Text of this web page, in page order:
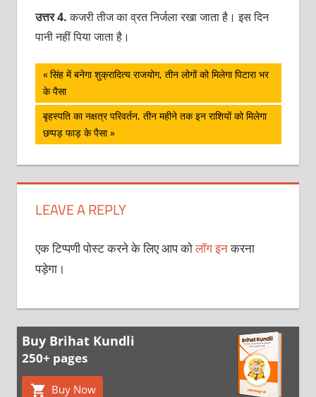
उत्तर 4.कजरी तीज का व्रत निर्जला रखा जाता है। इस दिन
पानी नहीं पिया जाता है।
पोस्ट
नेविगेशन
Previous
Post:
सिंह में बनेगा शुक्रादित्‍य राजयोग, तीन लोगों को मिलेगा पिटारा भर
के पैसा
Next
Post:
बृहस्‍पति का नक्षत्र परिवर्तन, तीन महीने तक इन राशियों को मिलेगा
छप्‍पड़ फाड़ के पैसा
LEAVE A REPLY
एक टिप्पणी पोस्ट करने के लिए आप कोलॉग इनकरना
पड़ेगा।
Buy Brihat Kundli
250+ pages
Buy Now